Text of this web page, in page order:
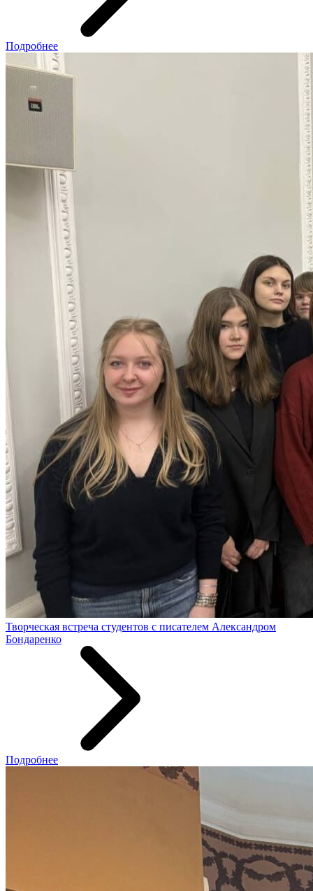
Подробнее
Творческая встреча студентов с писателем Александром
Бондаренко
Подробнее